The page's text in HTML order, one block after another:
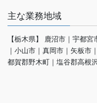
主な業務地域
【栃木県】 鹿沼市｜宇都
｜小山市｜真岡市｜矢板市
都賀郡野木町｜塩谷郡高根